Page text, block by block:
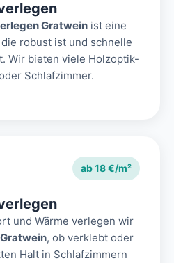
Gratwein ist eine
robust ist und schnelle
Wir bieten viele Holzoptik-
Schlafzimmer.
ab 18 €/m²
und Wärme verlegen wir
, ob verklebt oder
Halt in Schlafzimmern